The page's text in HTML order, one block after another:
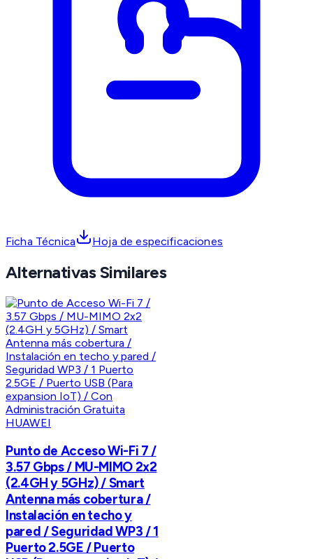
Ficha Técnica Hoja de especificaciones
Alternativas Similares
HUAWEI
Punto de Acceso Wi-Fi 7 /
3.57 Gbps / MU-MIMO 2x2
(2.4GH y 5GHz) / Smart
Antenna más cobertura /
Instalación en techo y
pared / Seguridad WP3 / 1
Puerto 2.5GE / Puerto